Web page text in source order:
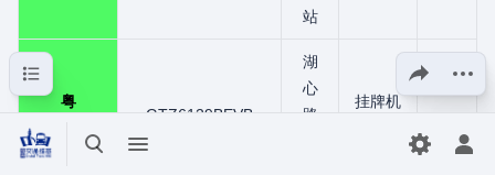
打开/关闭搜索
打开/关闭菜单 切换首选
打
分享此页面
站
粤
GTZ6129BEVB
湖
心
路
挂牌机
目录